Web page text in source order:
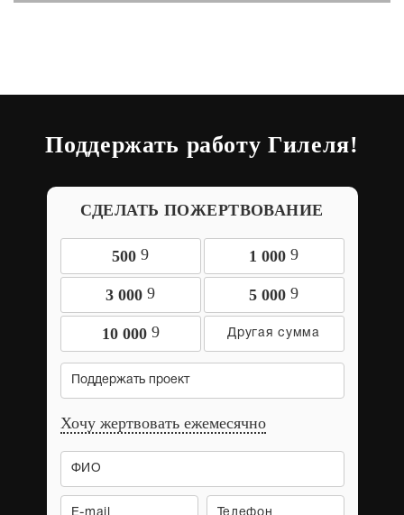
Поддержать работу Гилеля!
СДЕЛАТЬ ПОЖЕРТВОВАНИЕ
500 9 1 000 9
3 000 9 5 000 9
10 000 9
Поддержать проект
Хочу жертвовать ежемесячно